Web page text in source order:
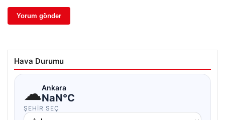
Hava Durumu
☁Ankara
NaN°C
ŞEHIR SEÇ